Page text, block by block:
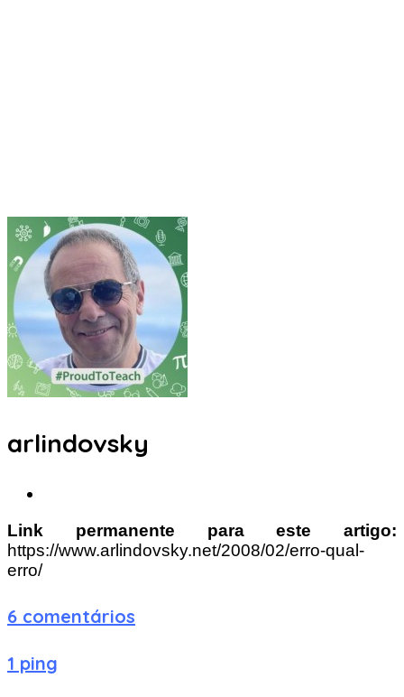
arlindovsky
Link permanente para este artigo:
https://www.arlindovsky.net/2008/02/erro-qual-
erro/
6 comentários
1 ping